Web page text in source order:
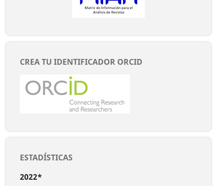
CREA TU IDENTIFICADOR ORCID
ESTADÍSTICAS
2022*